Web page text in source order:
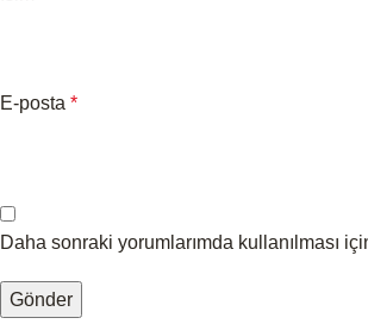
E-posta *
Daha sonraki yorumlarımda kullanılması